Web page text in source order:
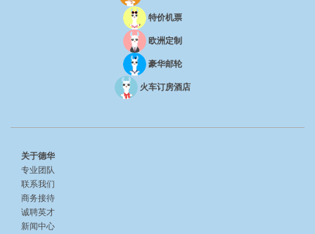
特价机票
欧洲定制
豪华邮轮
火车订房酒店
关于德华
专业团队
联系我们
商务接待
诚聘英才
新闻中心